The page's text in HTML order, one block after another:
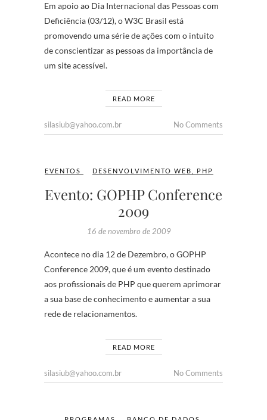
Em apoio ao Dia Internacional das Pessoas com
Deficiência (03/12), o W3C Brasil está
promovendo uma série de ações com o intuito
de conscientizar as pessoas da importância de
um site acessível.
READ MORE
silasiub@yahoo.com.br No Comments
EVENTOS DESENVOLVIMENTO WEB PHP
Evento: GOPHP Conference
2009
16 de novembro de 2009
Acontece no dia 12 de Dezembro, o GOPHP
Conference 2009, que é um evento destinado
aos profissionais de PHP que querem aprimorar
a sua base de conhecimento e aumentar a sua
rede de relacionamentos.
READ MORE
silasiub@yahoo.com.br No Comments